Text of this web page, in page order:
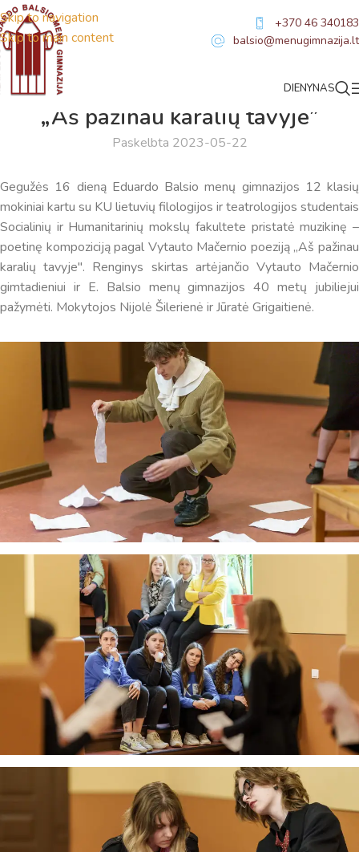
Skip to navigation
Skip to main content
+370 46 340183
balsio@menugimnazija.lt
DIENYNAS
„Aš pažinau karalių tavyje”
Paskelbta 2023-05-22
Gegužės 16 dieną Eduardo Balsio menų gimnazijos 12 klasių
mokiniai kartu su KU lietuvių filologijos ir teatrologijos studentais
Socialinių ir Humanitarinių mokslų fakultete pristatė muzikinę –
poetinę kompoziciją pagal Vytauto Mačernio poeziją „Aš pažinau
karalių tavyje''. Renginys skirtas artėjančio Vytauto Mačernio
gimtadieniui ir E. Balsio menų gimnazijos 40 metų jubiliejui
pažymėti. Mokytojos Nijolė Šilerienė ir Jūratė Grigaitienė.
Virtualus asistentas E. Balsio gimnazijos DI
Sveiki! Taip, aš esu virtualus. Tačiau dirbtinis intelektas
suteikia man galimybę ne tik analizuoti Jūsų klausimą, bet
dar tobulai atsimenu visą šioje svetainėje pateiktą
informaciją. Jei visgi man pritrūks išmanumo - pateiksiu
Jums reikiamus kontaktus, kur galėsite pasiklausti
atsakingo specialisto.
Taigi... kuo galėčiau Jums padėti?